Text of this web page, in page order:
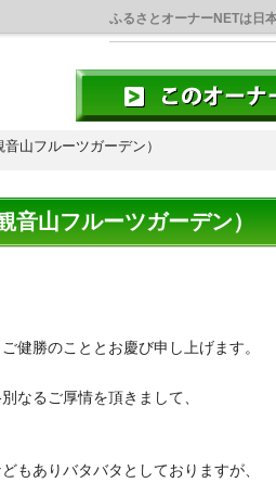
ふるさとオーナーNETは日
山フルーツガーデン）
音山フルーツガーデン）
健勝のこととお慶び申し上げます。
なるご厚情を頂きまして、
もありバタバタとしておりますが、